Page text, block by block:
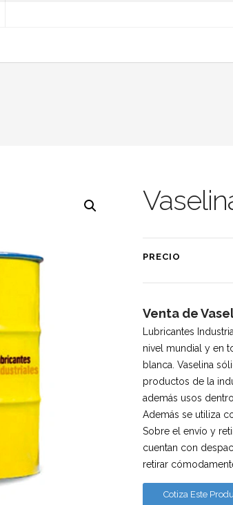
PRECIO
Venta de
Lubricantes
nivel mundial y en
blanca. Vaselina
productos de la
además usos
Además se utiliza
Sobre el envío y
cuentan con
retirar
Cotiza Este